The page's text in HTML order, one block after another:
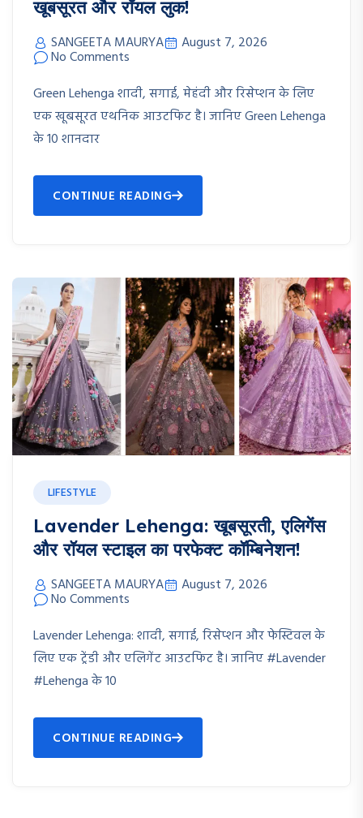
खूबसूरत और रॉयल लुक!
SANGEETA MAURYA August 7, 2026
No Comments
Green Lehenga शादी, सगाई, मेहंदी और रिसेप्शन के लिए
एक खूबसूरत एथनिक आउटफिट है। जानिए Green Lehenga
के 10 शानदार
CONTINUE READING
LIFESTYLE
Lavender Lehenga: खूबसूरती, एलिगेंस
और रॉयल स्टाइल का परफेक्ट कॉम्बिनेशन!
SANGEETA MAURYA August 7, 2026
No Comments
Lavender Lehenga: शादी, सगाई, रिसेप्शन और फेस्टिवल के
लिए एक ट्रेंडी और एलिगेंट आउटफिट है। जानिए #Lavender
#Lehenga के 10
CONTINUE READING